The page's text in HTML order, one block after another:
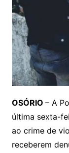
OSÓRIO – A
última sexta-
ao crime de
receberem